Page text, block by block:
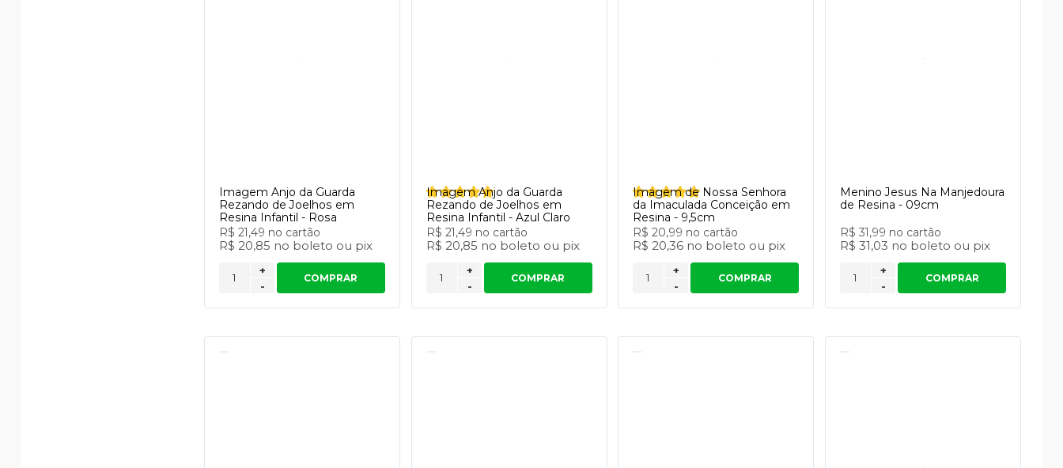
Imagem Anjo da Guarda
Rezando de Joelhos em
Resina Infantil - Rosa
R$ 21,49 no cartão
R$ 20,85 no boleto ou pix
-
+
COMPRAR
Imagem Anjo da Guarda
Rezando de Joelhos em
Resina Infantil - Azul Claro
R$ 21,49 no cartão
R$ 20,85 no boleto ou pix
-
+
COMPRAR
Imagem de Nossa Senhora
da Imaculada Conceição em
Resina - 9,5cm
R$ 20,99 no cartão
R$ 20,36 no boleto ou pix
-
+
COMPRAR
Menino Jesus Na Manjedoura
de Resina - 09cm
R$ 31,99 no cartão
R$ 31,03 no boleto ou pix
-
+
COMPRAR